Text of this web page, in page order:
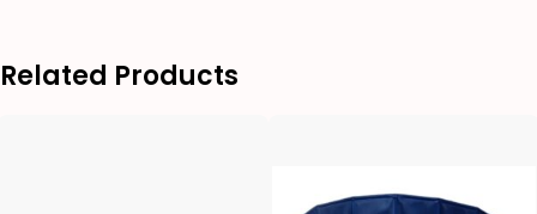
Related Products